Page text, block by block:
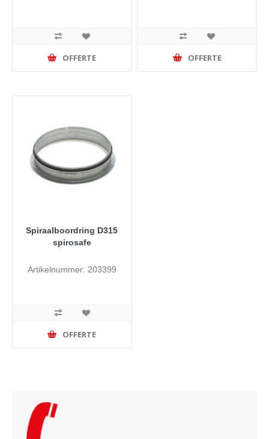
OFFERTE OFFERTE
Spiraalboordring D315
spirosafe
Artikelnummer: 203399
OFFERTE